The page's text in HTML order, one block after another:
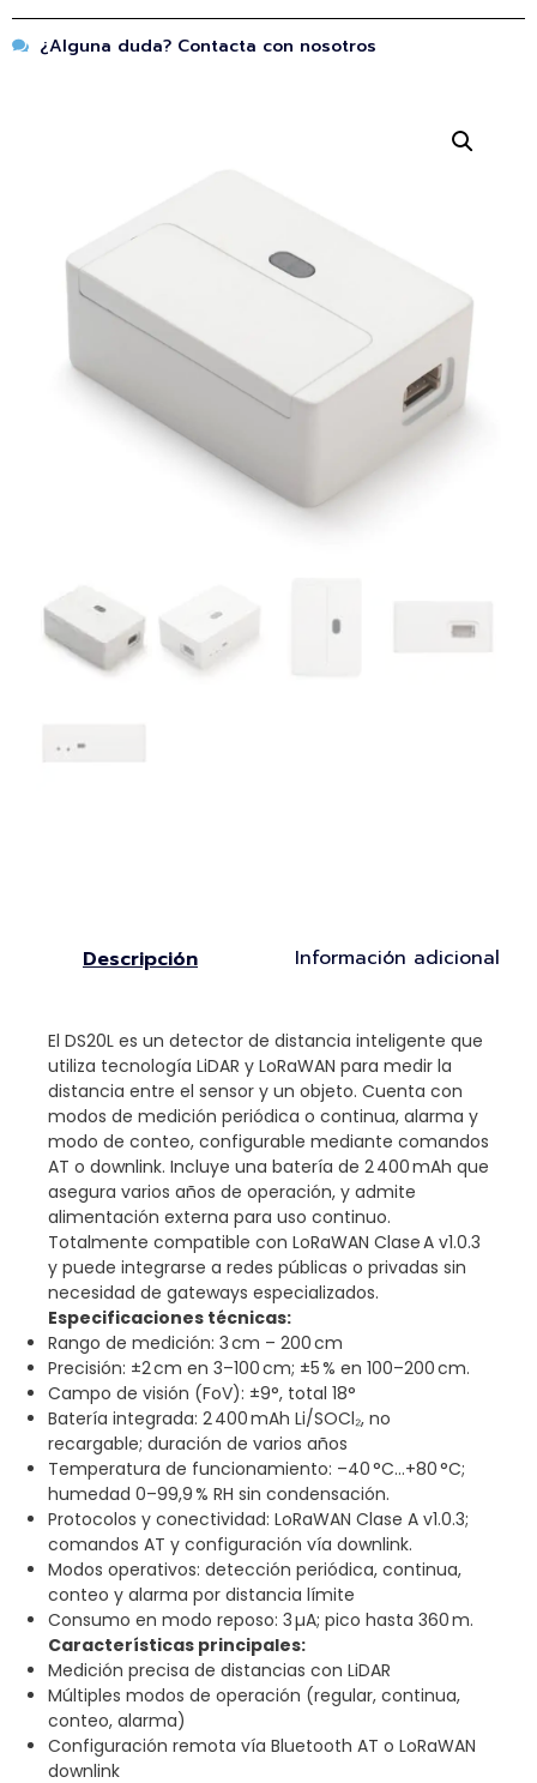
¿Alguna duda? Contacta con nosotros
Descripción Información adicional
El DS20L es un detector de distancia inteligente que
utiliza tecnología LiDAR y LoRaWAN para medir la
distancia entre el sensor y un objeto. Cuenta con
modos de medición periódica o continua, alarma y
modo de conteo, configurable mediante comandos
AT o downlink. Incluye una batería de 2 400 mAh que
asegura varios años de operación, y admite
alimentación externa para uso continuo.
Totalmente compatible con LoRaWAN Clase A v1.0.3
y puede integrarse a redes públicas o privadas sin
necesidad de gateways especializados.
Especificaciones técnicas:
Rango de medición: 3 cm – 200 cm
Precisión: ±2 cm en 3–100 cm; ±5 % en 100–200 cm.
Campo de visión (FoV): ±9°, total 18°
Batería integrada: 2 400 mAh Li/SOCl₂, no
recargable; duración de varios años
Temperatura de funcionamiento: –40 °C…+80 °C;
humedad 0–99,9 % RH sin condensación.
Protocolos y conectividad: LoRaWAN Clase A v1.0.3;
comandos AT y configuración vía downlink.
Modos operativos: detección periódica, continua,
conteo y alarma por distancia límite
Consumo en modo reposo: 3 µA; pico hasta 360 m.
Características principales:
Medición precisa de distancias con LiDAR
Múltiples modos de operación (regular, continua,
conteo, alarma)
Configuración remota vía Bluetooth AT o LoRaWAN
downlink